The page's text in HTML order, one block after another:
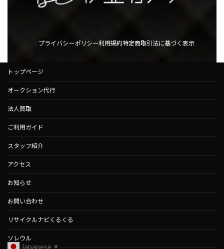
プライバシーポリシー利用規約特定商取引法に基づく表示
トップページ
オークション代行
法人買取
ご利用ガイド
スタッフ紹介
アクセス
お知らせ
お問い合わせ
リサイクルナビくるくる
ソレウル
Japanese ▼